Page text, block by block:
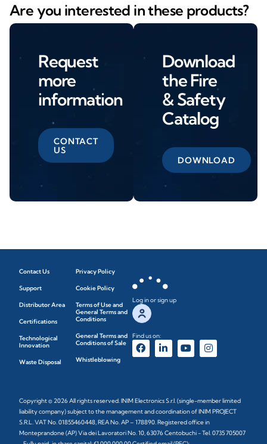
Are you interested in these products?
Request
more
information
CONTACT
US
Download
the Fire
& Safety
Catalog
DOWNLOAD
Contact Us
Support
Distributor Area
Certifications
Technological
Innovation
Waste Disposal
Privacy Policy
Cookie Policy
Terms of Use and
General Terms and
Conditions
General Terms and
Conditions of Sale
Whistleblowing
Log in or sign up
Find us on:
Copyright © 2026 All rights reserved. INIM Electronics S.r.l. (single-member limited
liability company) subject to the management and coordination of INIM PROJECT
S.R.L. VAT No. 01855460448, REA No. AP – 178890. Registered office in
Monteprandone (AP) Via dei Lavoratori No. 10, 63076 Centobuchi - Tel. 0735 705007